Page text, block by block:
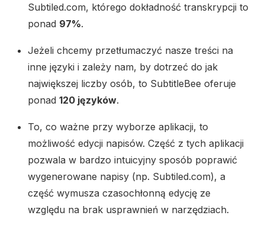
Subtiled.com, którego dokładność transkrypcji to
ponad 97%.
Jeżeli chcemy przetłumaczyć nasze treści na
inne języki i zależy nam, by dotrzeć do jak
największej liczby osób, to SubtitleBee oferuje
ponad 120 języków.
To, co ważne przy wyborze aplikacji, to
możliwość edycji napisów. Część z tych aplikacji
pozwala w bardzo intuicyjny sposób poprawić
wygenerowane napisy (np. Subtiled.com), a
część wymusza czasochłonną edycję ze
względu na brak usprawnień w narzędziach.